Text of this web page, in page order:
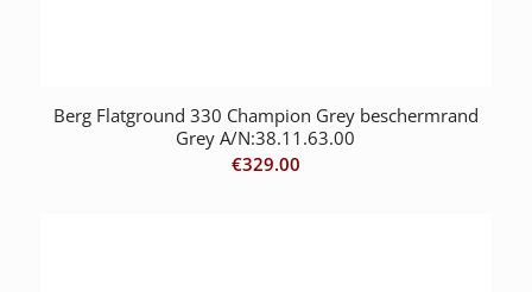
Berg Flatground 330 Champion Grey beschermrand
Grey A/N:38.11.63.00
€329.00